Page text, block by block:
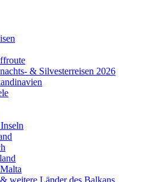
& Silvesterreisen 2026
weitere Länder des Balkans